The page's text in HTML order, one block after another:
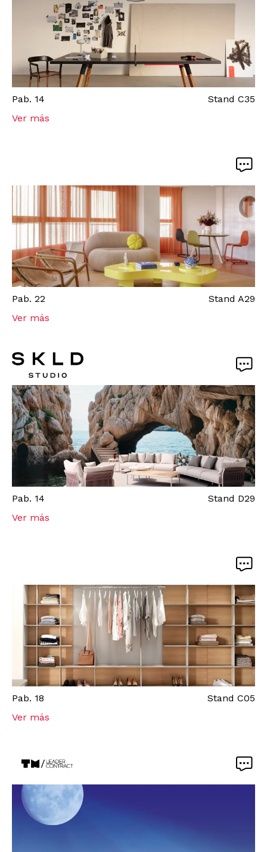
Pab. 14 Stand C35
Ver más
Pab. 22 Stand A29
Ver más
Pab. 14 Stand D29
Ver más
Pab. 18 Stand C05
Ver más